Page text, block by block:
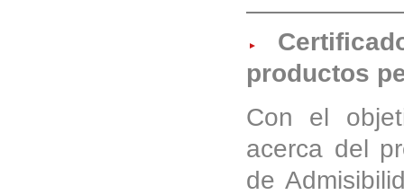
productos
Con el
acerca del
de